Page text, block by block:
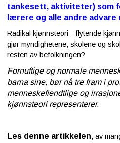
tankesett, aktiviteter) som
lærere og alle andre advare
Radikal kjønnsteori - flytende
gjør myndighetene, skolene og
resten av befolkningen?
Fornuftige og normale
barna sine, bør nå tre fram i
menneskefiendtlige og
kjønnsteori representerer.
Les denne artikkelen, av